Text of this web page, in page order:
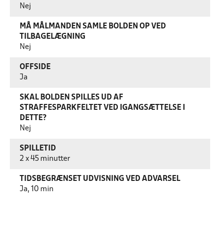
Nej
MÅ MÅLMANDEN SAMLE BOLDEN OP VED
TILBAGELÆGNING
Nej
OFFSIDE
Ja
SKAL BOLDEN SPILLES UD AF
STRAFFESPARKFELTET VED IGANGSÆTTELSE I
DETTE?
Nej
SPILLETID
2 x 45 minutter
TIDSBEGRÆNSET UDVISNING VED ADVARSEL
Ja, 10 min